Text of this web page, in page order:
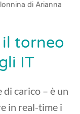
di Arianna
il torneo
IT
carico – è un
in real-time i